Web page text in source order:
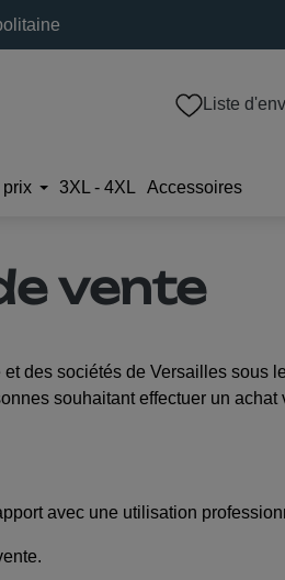
Liste
prix 3XL - 4XL Accessoires
vente
des sociétés de Versailles sous
souhaitant effectuer un achat
avec une utilisation